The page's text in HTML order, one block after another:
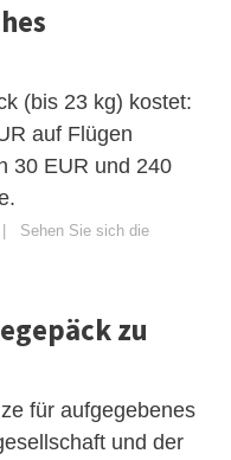
(bis 23 kg) kostet:
auf Flügen
30 EUR und 240
Sehen Sie sich die
zu
für aufgegebenes
und der